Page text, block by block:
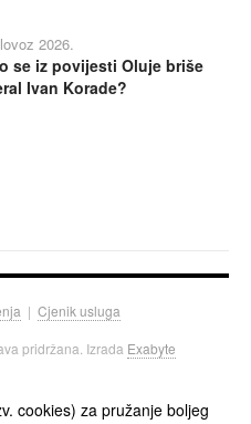
2026.
se iz povijesti Oluje briše
Ivan Korade?
| Cjenik usluga
pridržana. Izrada Exabyte
cookies) za pružanje boljeg